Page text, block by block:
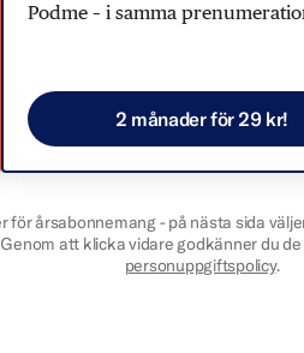
Podme – i samma
2 månader för 29 kr!
för årsabonnemang - på nästa sida
att klicka vidare godkänner du de
personuppgiftspolicy.